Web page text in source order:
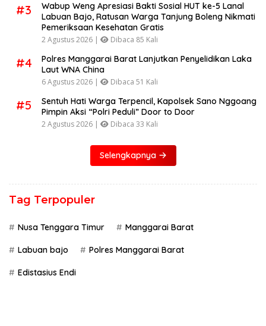
#3
Wabup Weng Apresiasi Bakti Sosial HUT ke-5 Lanal
Labuan Bajo, Ratusan Warga Tanjung Boleng Nikmati
Pemeriksaan Kesehatan Gratis
2 Agustus 2026 | Dibaca 85 Kali
#4
Polres Manggarai Barat Lanjutkan Penyelidikan Laka
Laut WNA China
6 Agustus 2026 | Dibaca 51 Kali
#5
Sentuh Hati Warga Terpencil, Kapolsek Sano Nggoang
Pimpin Aksi “Polri Peduli” Door to Door
2 Agustus 2026 | Dibaca 33 Kali
Selengkapnya
Tag Terpopuler
Nusa Tenggara Timur Manggarai Barat
Labuan bajo Polres Manggarai Barat
Edistasius Endi